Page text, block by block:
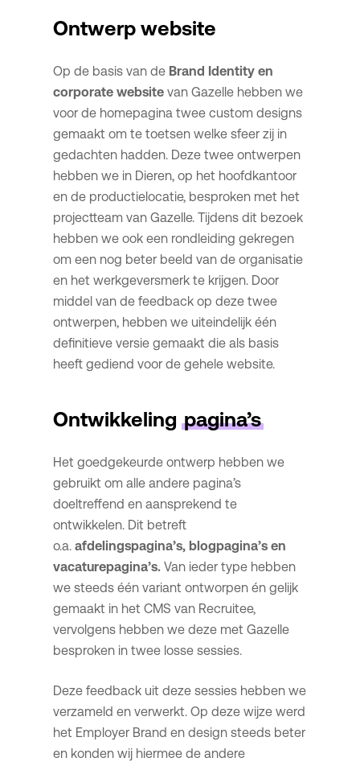
Ontwerp website
Op de basis van de Brand Identity en
corporate websitevan Gazelle hebben we
voor de homepagina twee custom designs
gemaakt om te toetsen welke sfeer zij in
gedachten hadden. Deze twee ontwerpen
hebben we in Dieren, op het hoofdkantoor
en de productielocatie, besproken met het
projectteam van Gazelle. Tijdens dit bezoek
hebben we ook een rondleiding gekregen
om een nog beter beeld van de organisatie
en het werkgeversmerk te krijgen. Door
middel van de feedback op deze twee
ontwerpen, hebben we uiteindelijk één
definitieve versie gemaakt die als basis
heeft gediend voor de gehele website.
Ontwikkeling pagina’s
Het goedgekeurde ontwerp hebben we
gebruikt om alle andere pagina’s
doeltreffend en aansprekend te
ontwikkelen. Dit betreft
o.a. afdelingspagina’s, blogpagina’s en
vacaturepagina’s.Van ieder type hebben
we steeds één variant ontworpen én gelijk
gemaakt in het CMS van Recruitee,
vervolgens hebben we deze met Gazelle
besproken in twee losse sessies.
Deze feedback uit deze sessies hebben we
verzameld en verwerkt. Op deze wijze werd
het Employer Brand en design steeds beter
en konden wij hiermee de andere